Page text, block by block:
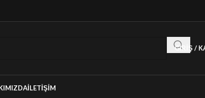
GIRIŞ /
İLETIŞIM